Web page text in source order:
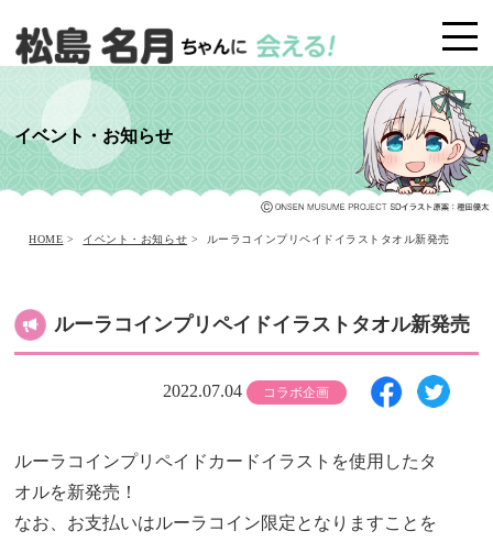
イベント・お知らせ
HOME > イベント・お知らせ > ルーラコインプリペイドイラストタオル新発売
ルーラコインプリペイドイラストタオル新発売
2022.07.04 コラボ企画
ルーラコインプリペイドカードイラストを使用したタ
オルを新発売！
なお、お支払いはルーラコイン限定となりますことを